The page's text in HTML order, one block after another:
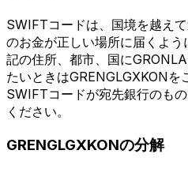
SWIFTコードは、国境を越え
のお金が正しい場所に届くよ
記の住所、都市、国に
たいときはGRENGLGXKONを
SWIFTコードが宛先銀行のも
ください。
GRENGLGXKONの分解